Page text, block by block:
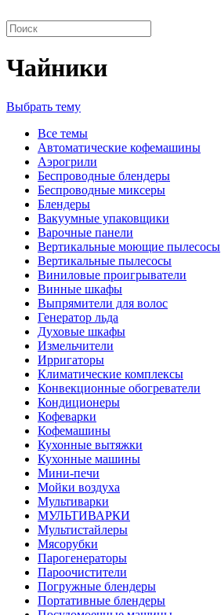
Чайники
Выбрать тему
Все темы
Автоматические кофемашины
Аэрогрили
Беспроводные блендеры
Беспроводные миксеры
Блендеры
Вакуумные упаковщики
Варочные панели
Вертикальные моющие пылесосы
Вертикальные пылесосы
Виниловые проигрыватели
Винные шкафы
Выпрямители для волос
Генератор льда
Духовые шкафы
Измельчители
Ирригаторы
Климатические комплексы
Конвекционные обогреватели
Кондиционеры
Кофеварки
Кофемашины
Кухонные вытяжки
Кухонные машины
Мини-печи
Мойки воздуха
Мультиварки
МУЛЬТИВАРКИ
Мультистайлеры
Мясорубки
Парогенераторы
Пароочистители
Погружные блендеры
Портативные блендеры